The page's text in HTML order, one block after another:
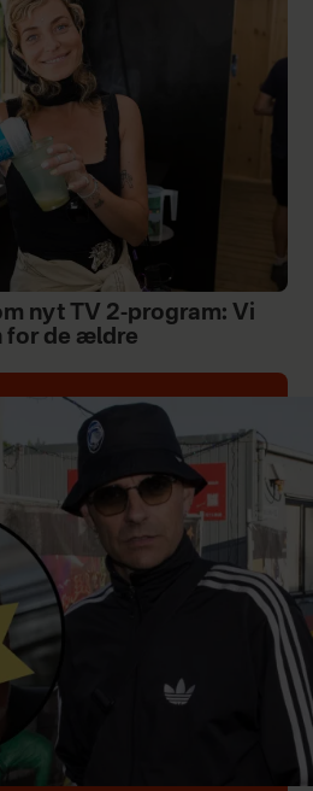
nyt TV 2-program: Vi
for de ældre